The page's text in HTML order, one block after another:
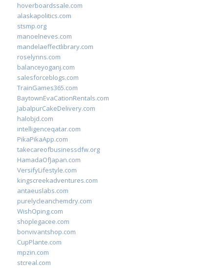
hoverboardssale.com
alaskapolitics.com
stsmp.org
manoelneves.com
mandelaeffectlibrary.com
roselynns.com
balanceyoganj.com
salesforceblogs.com
TrainGames365.com
BaytownEvaCationRentals.com
JabalpurCakeDelivery.com
halobjd.com
intelligenceqatar.com
PikaPikaApp.com
takecareofbusinessdfw.org
HamadaOfJapan.com
VersifyLifestyle.com
kingscreekadventures.com
antaeuslabs.com
purelycleanchemdry.com
WishOping.com
shoplegacee.com
bonvivantshop.com
CupPlante.com
mpzin.com
stcreal.com